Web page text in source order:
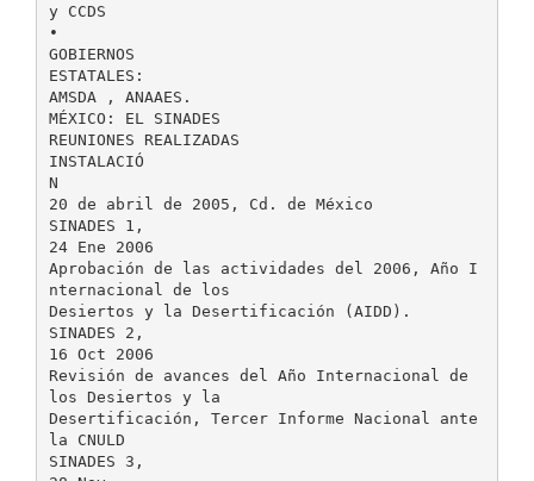
y CCDS
•
GOBIERNOS
ESTATALES:
AMSDA , ANAAES.
MÉXICO: EL SINADES
REUNIONES REALIZADAS
INSTALACIÓ
N
20 de abril de 2005, Cd. de México
SINADES 1,
24 Ene 2006
Aprobación de las actividades del 2006, Año I
nternacional de los
Desiertos y la Desertificación (AIDD).
SINADES 2,
16 Oct 2006
Revisión de avances del Año Internacional de
los Desiertos y la
Desertificación, Tercer Informe Nacional ante
la CNULD
SINADES 3,